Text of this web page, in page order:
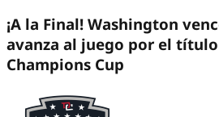
¡A la Final! Washington
avanza al juego por el
Champions Cup